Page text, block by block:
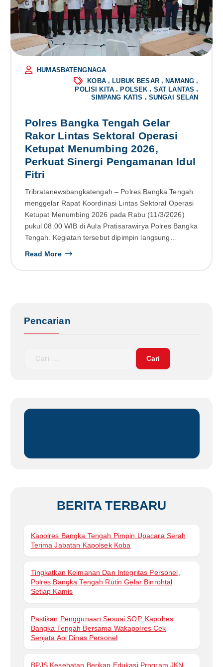
HUMASBATENGNAGA
KOBA,LUBUK BESAR,NAMANG ,
POLISI KITA ,POLSEK , SAT LANTAS ,
SIMPANG KATIS , SUNGAI SELAN
Polres Bangka Tengah Gelar
Rakor Lintas Sektoral Operasi
Ketupat Menumbing 2026,
Perkuat Sinergi Pengamanan Idul
Fitri
Tribratanewsbangkatengah – Polres Bangka Tengah
menggelar Rapat Koordinasi Lintas Sektoral Operasi
Ketupat Menumbing 2026 pada Rabu (11/3/2026)
pukul 08.00 WIB di Aula Pratisarawirya Polres Bangka
Tengah. Kegiatan tersebut dipimpin langsung…
Read More
Pencarian
n
:
BERITA TERBARU
Kapolres Bangka Tengah Pimpin Upacara Serah
Terima Jabatan Kapolsek Koba
Tingkatkan Keimanan Dan Integritas Personel,
Polres Bangka Tengah Rutin Gelar Binrohtal
Setiap Kamis
Pastikan Penggunaan Sesuai SOP, Kapolres
Bangka Tengah Bersama Wakapolres Cek
Senjata Api Dinas Personel
BPJS Kesehatan Berikan Edukasi Program JKN